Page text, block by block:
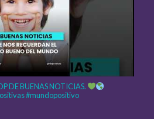
DE BUENAS NOTICIAS.
#mundopositivo